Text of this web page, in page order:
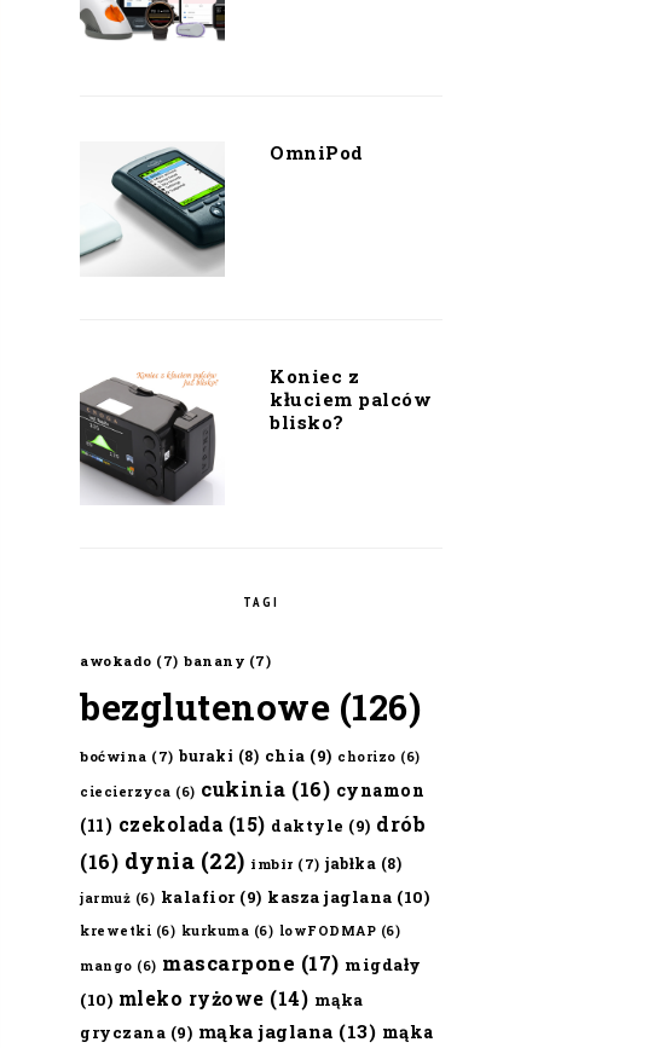
OmniPod
Koniec z
kłuciem palców
blisko?
TAGI
awokado (7) banany (7)
bezglutenowe (126)
boćwina (7) buraki (8) chia (9) chorizo (6)
ciecierzyca (6) cukinia (16) cynamon
(11) czekolada (15) daktyle (9) drób
(16) dynia (22) imbir (7) jabłka (8)
jarmuż (6) kalafior(9) kasza jaglana (10)
krewetki (6) kurkuma (6) lowFODMAP (6)
mango (6) mascarpone (17) migdały
(10) mleko ryżowe (14) mąka
gryczana (9) mąka jaglana (13) mąka